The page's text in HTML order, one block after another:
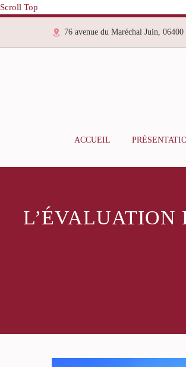
Scroll Top
76 avenue du Maréchal Juin,
ACCUEIL
L’ÉVALUATION